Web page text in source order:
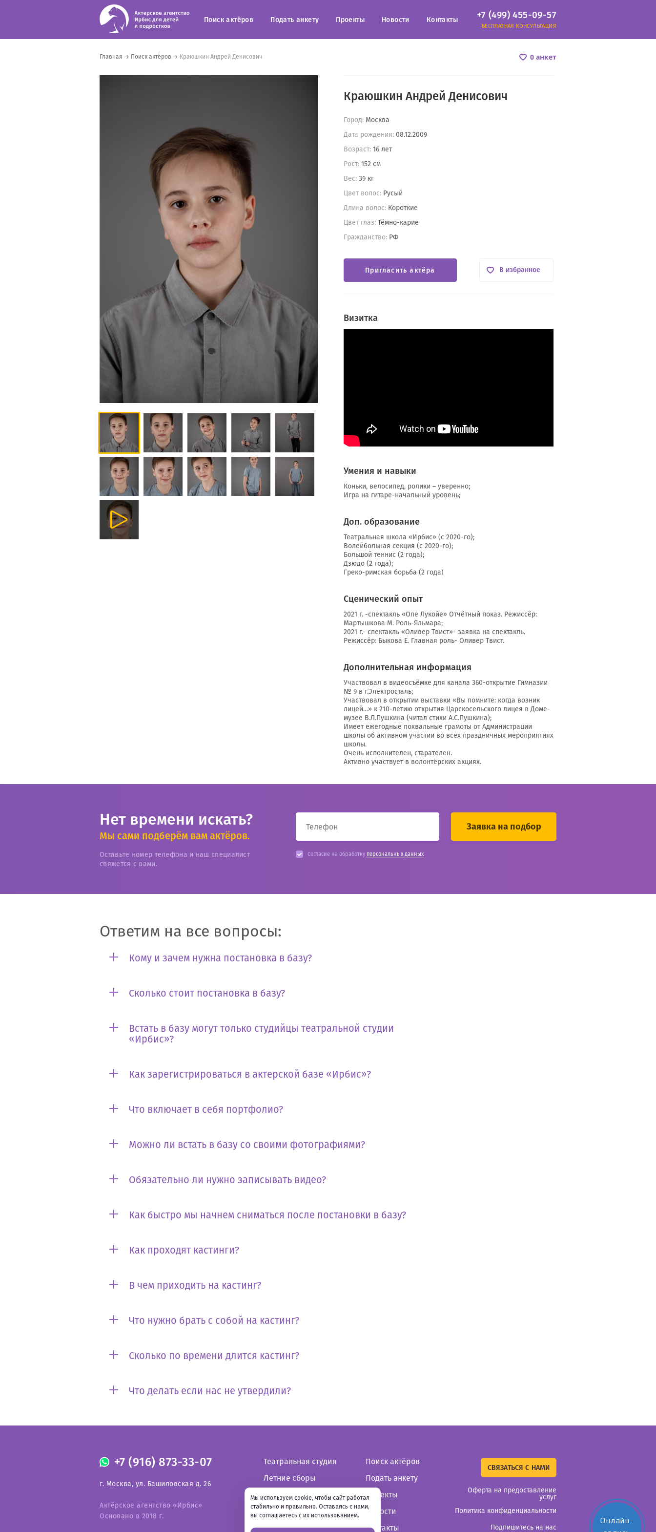
Поиск актёров Подать анкету Проекты Новости Контакты +7 (499) 455-09-57
БЕСПЛАТНАЯ КОНСУЛЬТАЦИЯ
Главная → Поиск актёров → Краюшкин Андрей Денисович 0 анкет
Краюшкин Андрей Денисович
Город: Москва
Дата рождения: 08.12.2009
Возраст: 16 лет
Рост: 152 см
Вес: 39 кг
Цвет волос: Русый
Длина волос: Короткие
Цвет глаз: Тёмно-карие
Гражданство: РФ
Пригласить актёра В избранное
Визитка
Умения и навыки
Коньки, велосипед, ролики – уверенно;
Игра на гитаре-начальный уровень;
Доп. образование
Театральная школа «Ирбис» (с 2020-го);
Волейбольная секция (с 2020-го);
Большой теннис (2 года);
Дзюдо (2 года);
Греко-римская борьба (2 года)
Сценический опыт
2021 г. -спектакль «Оле Лукойе» Отчётный показ. Режиссёр:
Мартышкова М. Роль-Яльмара;
2021 г.- спектакль «Оливер Твист»- заявка на спектакль.
Режиссёр: Быкова Е. Главная роль- Оливер Твист.
Дополнительная информация
Участвовал в видеосъёмке для канала 360-открытие Гимназии
№ 9 в г.Электросталь;
Участвовал в открытии выставки «Вы помните: когда возник
лицей…» к 210-летию открытия Царскосельского лицея в Доме-
музее В.Л.Пушкина (читал стихи А.С.Пушкина);
Имеет ежегодные похвальные грамоты от Администрации
школы об активном участии во всех праздничных мероприятиях
школы.
Очень исполнителен, старателен.
Активно участвует в волонтёрских акциях.
Нет времени искать?
Мы сами подберём вам актёров.
Оставьте номер телефона и наш специалист
свяжется с вами.
Согласие на обработку персональных данных
Ответим на все вопросы:
Кому и зачем нужна постановка в базу?
Сколько стоит постановка в базу?
Встать в базу могут только студийцы театральной студии
«Ирбис»?
Как зарегистрироваться в актерской базе «Ирбис»?
Что включает в себя портфолио?
Можно ли встать в базу со своими фотографиями?
Обязательно ли нужно записывать видео?
Как быстро мы начнем сниматься после постановки в базу?
Как проходят кастинги?
В чем приходить на кастинг?
Что нужно брать с собой на кастинг?
Сколько по времени длится кастинг?
Что делать если нас не утвердили?
+7 (916) 873-33-07
г. Москва, ул. Башиловская д. 26
Актёрское агентство «Ирбис»
Основано в 2018 г.
Театральная студия
Летние сборы
Зимние сборы
Поиск актёров
Подать анкету
Проекты
Новости
Контакты
СВЯЗАТЬСЯ С НАМИ
Оферта на предоставление
услуг
Политика конфиденциальности
Подпишитесь на нас
Онлайн-
Мы используем cookie, чтобы сайт работал
стабильно и правильно. Оставаясь с нами,
вы соглашаетесь с их использованием.